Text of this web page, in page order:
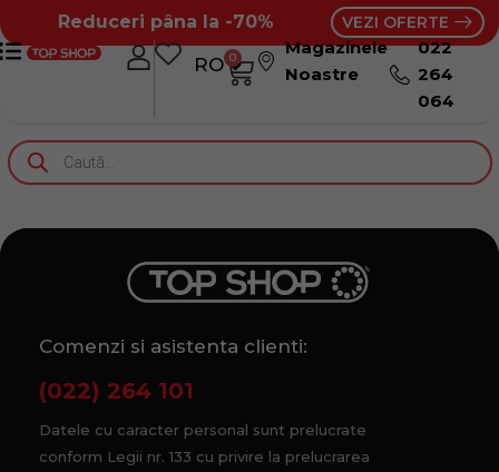
Reduceri pâna la -70% VEZI OFERTE
RO
RU
0
Magazinele
Noastre
022
264
064
Comenzi si asistenta clienti:
(022) 264 101
Datele cu caracter personal sunt prelucrate
conform Legii nr. 133 cu privire la prelucrarea